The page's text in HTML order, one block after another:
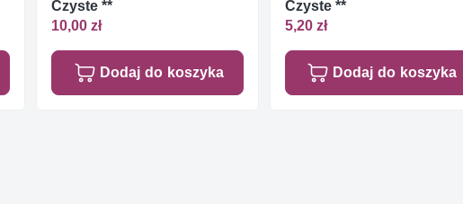
Czyste **
10,00 zł
Dodaj do koszyka
Czyste **
5,20 zł
Dodaj do koszyka